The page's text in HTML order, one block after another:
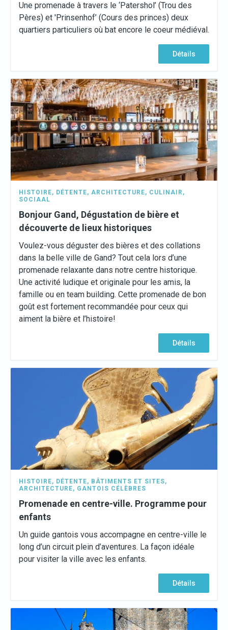
Une promenade à travers le ‘Patershol’ (Trou des
Pères) et 'Prinsenhof’ (Cours des princes) deux
quartiers particuliers où bat encore le coeur médiéval.
Détails
HISTOIRE, DÉTENTE, ARCHITECTURE, CULINAIR ,
SOCIAAL
Bonjour Gand, Dégustation de bière et
découverte de lieux historiques
Voulez-vous déguster des bières et des collations
dans la belle ville de Gand? Tout cela lors d’une
promenade relaxante dans notre centre historique.
Une activité ludique et originale pour les amis, la
famille ou en team building. Cette promenade de bon
goût est fortement recommandée pour ceux qui
aiment la bière et l’histoire!
Détails
HISTOIRE, DÉTENTE, BÂTIMENTS ET SITES,
ARCHITECTURE, GANTOIS CÉLÈBRES
Promenade en centre-ville. Programme pour
enfants
Un guide gantois vous accompagne en centre-ville le
long d’un circuit plein d’aventures. La façon idéale
pour visiter la ville avec les enfants.
Détails